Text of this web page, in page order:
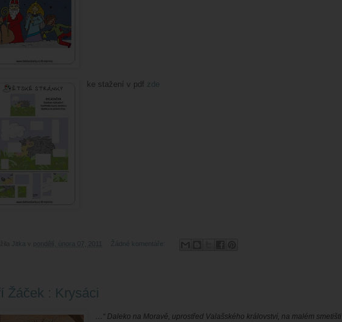
ke stažení v pdf zde
Jitka pondělí, února 07, 2011 Žádné komentáře:
Žáček : Krysáci
…“ Daleko na Moravě, uprostřed Valašského království, na malém smetišti